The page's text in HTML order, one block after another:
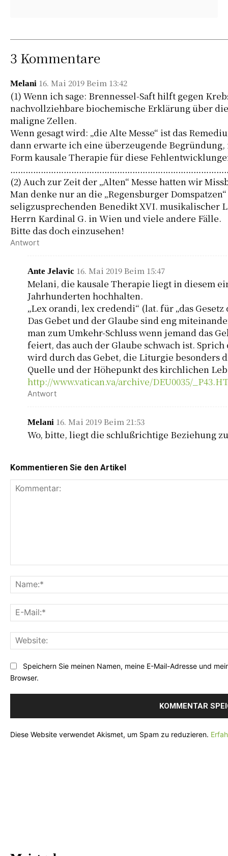
3 Kommentare
Melani 16. Mai 2019 Beim 13:42
(1) Wenn ich sage: Brennessel-Saft hilft gegen
nachvollziehbare biochemische Erklärung über
maligne Zellen.
Wenn gesagt wird: „die Alte Messe“ ist das
dann erwarte ich eine überzeugende
Form kausale Therapie für diese
(2) Auch zur Zeit der „Alten“ Messe hatten wir
Man denke nur an die „Regensburger
seligzusprechenden Benedikt XVI. musikalischer
Herrn Kardinal G. in Wien und viele andere Fälle.
Bitte das doch einzusehen!
Antwort
Ante Jelavic 16. Mai 2019 Beim 15:47
Melani, die kausale Therapie liegt in diesem
Jahrhunderten hochhalten.
„Lex orandi, lex credendi“ (lat. für „das Gesetz
Das Gebet und der Glaube sind eng
man zum Umkehr-Schluss wenn jemand das
feiert, das auch der Glaube schwach ist.
wird durch das Gebet, die Liturgie besonders
Quelle und der Höhepunkt des kirchlichen
http://www.vatican.va/archive/DEU0035/
Antwort
Melani 16. Mai 2019 Beim 21:53
Wo, bitte, liegt die schlußrichtige Beziehung
Kommentieren Sie den Artikel
m
m
n
t
:
Speichern Sie meinen Namen, meine E-Mail-Adresse und
Browser.
Diese Website verwendet Akismet, um Spam zu reduzieren.